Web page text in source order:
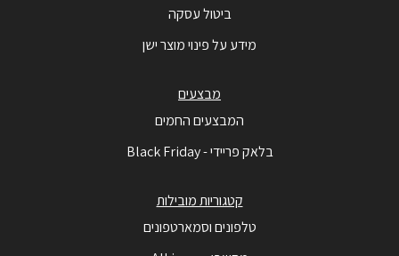
ביטול עסקה
מידע על פינוי מוצר ישן
מבצעים
המבצעים החמים
בלאק פריידי - Black Friday
קטגוריות מובילות
טלפונים וסמארטפונים